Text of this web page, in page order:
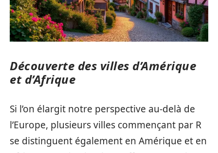
Découverte des villes d’Amérique
et d’Afrique
Si l’on élargit notre perspective au-delà de
l’Europe, plusieurs villes commençant par R
se distinguent également en Amérique et en